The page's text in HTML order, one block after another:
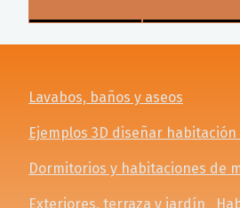
Lavabos, baños y aseos
Ejemplos 3D diseñar
Dormitorios y habitaciones de
Exteriores, terraza y jardín